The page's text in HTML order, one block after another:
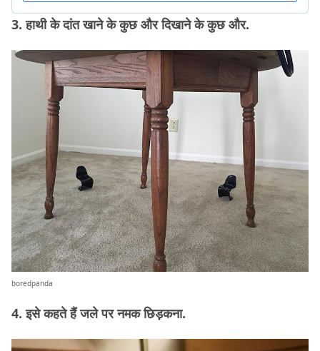
3. हाथी के दांत खाने के कुछ और दिखाने के कुछ और.
boredpanda
4. इसे कहते हैं जले पर नमक छिड़कना.